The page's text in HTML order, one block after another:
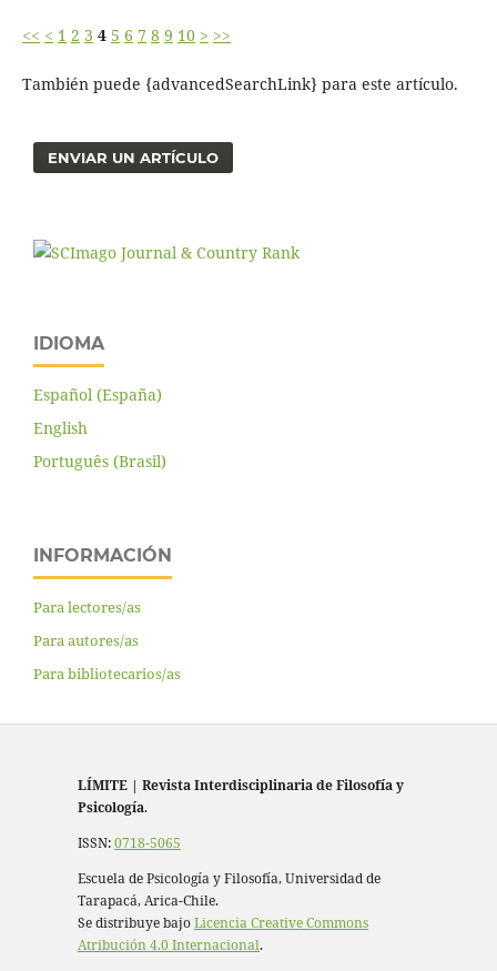
<< < 1 2 3 4 5 6 7 8 9 10 > >>
También puede {advancedSearchLink} para este artículo.
ENVIAR UN ARTÍCULO
IDIOMA
Español (España)
English
Português (Brasil)
INFORMACIÓN
Para lectores/as
Para autores/as
Para bibliotecarios/as
LÍMITE | Revista Interdisciplinaria de Filosofía y
Psicología.
ISSN:0718-5065
Escuela de Psicología y Filosofía, Universidad de
Tarapacá, Arica-Chile.
Se distribuye bajoLicencia Creative Commons
Atribución 4.0 Internacional.